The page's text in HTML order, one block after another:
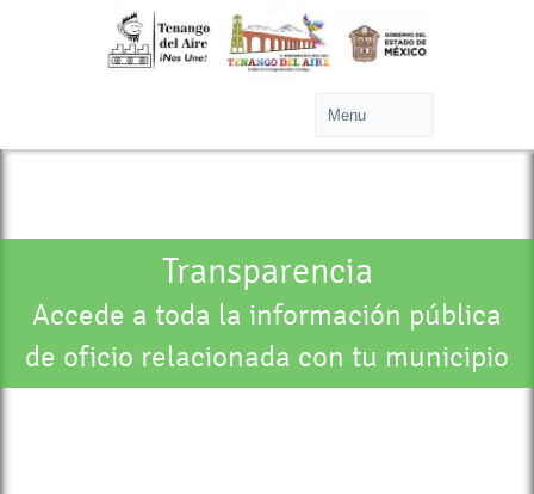
Transparencia
Accede a toda la información pública
de oficio relacionada con tu municipio